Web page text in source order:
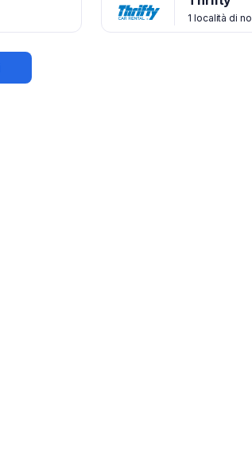
1 località di